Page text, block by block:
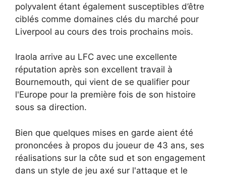
polyvalent étant également susceptibles d’être
ciblés comme domaines clés du marché pour
Liverpool au cours des trois prochains mois.
Iraola arrive au LFC avec une excellente
réputation après son excellent travail à
Bournemouth, qui vient de se qualifier pour
l'Europe pour la première fois de son histoire
sous sa direction.
Bien que quelques mises en garde aient été
prononcées à propos du joueur de 43 ans, ses
réalisations sur la côte sud et son engagement
dans un style de jeu axé sur l'attaque et le